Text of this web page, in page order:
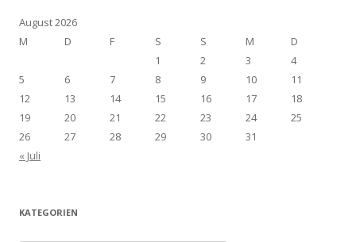
August 2026
M
D F S S M
D
1
2 3
4
5
6 7 8 9 10
11
12
13 14 15 16 17
18
19
20 21 22 23 24
25
26
27 28 29 30
31
« Juli
KATEGORIEN